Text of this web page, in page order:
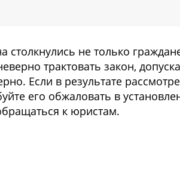
не только
трактовать закон,
Если в результате
его обжаловать в
к юристам.